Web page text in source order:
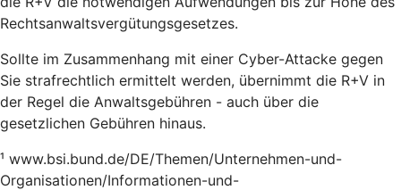
Rechtsanwaltsvergütungsgesetzes.
Sollte im Zusammenhang mit einer Cyber-Attacke gegen
Sie strafrechtlich ermittelt werden, übernimmt die R+V in
der Regel die Anwaltsgebühren - auch über die
gesetzlichen Gebühren hinaus.
¹ www.bsi.bund.de/DE/Themen/Unternehmen-und-
Organisationen/Informationen-und-